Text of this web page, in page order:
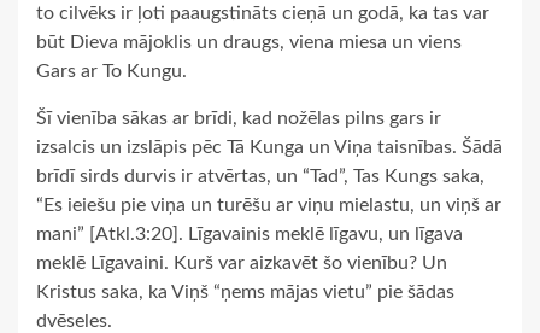
to cilvēks ir ļoti paaugstināts cieņā un godā, ka tas var
būt Dieva mājoklis un draugs, viena miesa un viens
Gars ar To Kungu.
Šī vienība sākas ar brīdi, kad nožēlas pilns gars ir
izsalcis un izslāpis pēc Tā Kunga un Viņa taisnības. Šādā
brīdī sirds durvis ir atvērtas, un “Tad”, Tas Kungs saka,
“Es ieiešu pie viņa un turēšu ar viņu mielastu, un viņš ar
mani” [Atkl.3:20]. Līgavainis meklē līgavu, un līgava
meklē Līgavaini. Kurš var aizkavēt šo vienību? Un
Kristus saka, ka Viņš “ņems mājas vietu” pie šādas
dvēseles.